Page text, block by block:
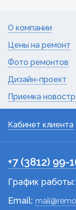
О компании
Цены на ремонт
Фото ремонтов
Дизайн-проект
Приемка
Кабинет клиента
+7 (3812) 99-
График работы:
Email: